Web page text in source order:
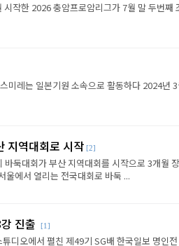
작한 2026 충암프로암리그가 7월 말 두번째
미레는 일본기원 소속으로 활동하다 2024년
지역대회로 시작 [2]
둑대회가 부산 지역대회를 시작으로 3개월
울에서 열리는 전국대회로 바둑 ...
진출 [1]
디오에서 펼친 제49기 SG배 한국일보 명인